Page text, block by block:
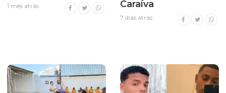
1 mês atrás
Caraíva
7 dias atrás